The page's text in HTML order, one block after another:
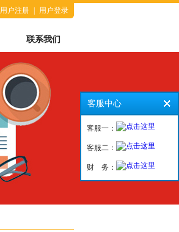
用户注册 用户登录
联系我们
客服中心
客服一：
客服二：
财 务：